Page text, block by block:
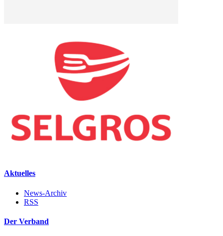
Aktuelles
News-Archiv
RSS
Der Verband